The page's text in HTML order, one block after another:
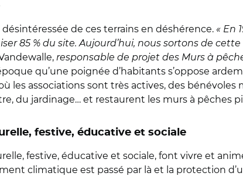
de ces terrains en déshérence. « En
85 % du site. Aujourd’hui, nous sortons de
responsable de projet des Murs à
qu’une poignée d’habitants s’oppose
les associations sont très actives, des
du jardinage… et restaurent les murs à pêches
festive, éducative et sociale
festive, éducative et sociale, font vivre et
climatique est passé par là et la protection